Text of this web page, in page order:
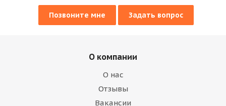
Позвоните мне Задать вопрос
О компании
О нас
Отзывы
Вакансии